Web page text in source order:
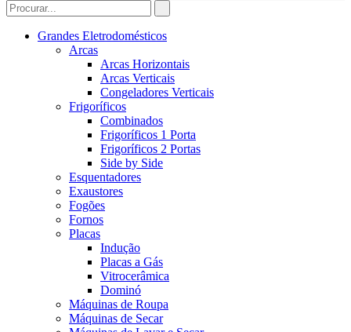
Grandes Eletrodomésticos
Arcas
Arcas Horizontais
Arcas Verticais
Congeladores Verticais
Frigoríficos
Combinados
Frigoríficos 1 Porta
Frigoríficos 2 Portas
Side by Side
Esquentadores
Exaustores
Fogões
Fornos
Placas
Indução
Placas a Gás
Vitrocerâmica
Dominó
Máquinas de Roupa
Máquinas de Secar